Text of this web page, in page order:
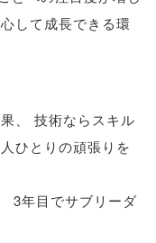
して成長できる環
技術ならスキル
ひとりの頑張りを
3年目でサブリーダ